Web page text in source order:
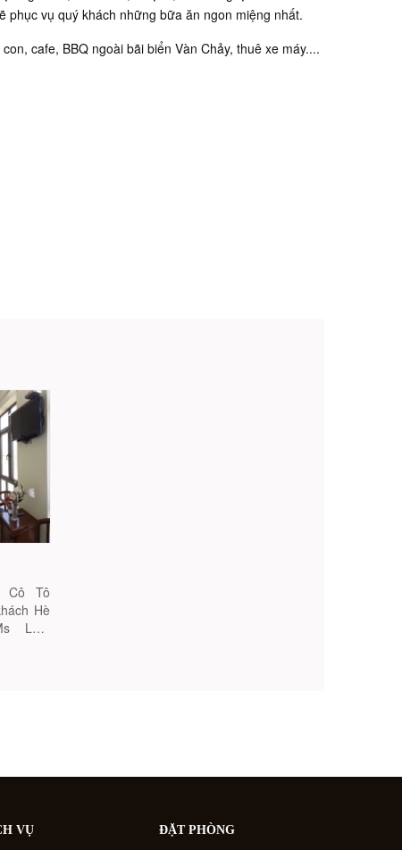
phục vụ quý khách những bữa ăn ngon miệng nhất.
cafe, BBQ ngoài bãi biển Vàn Chảy, thuê xe máy....
Cô Tô
Hè
Lan:
VỤ ĐẶT PHÒNG